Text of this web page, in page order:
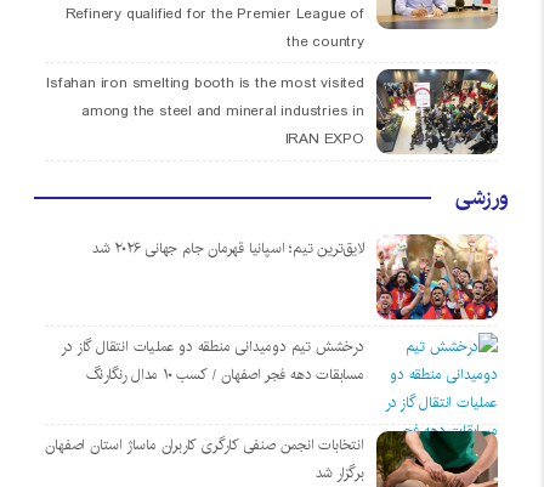
Refinery qualified for the Premier League of
the country
Isfahan iron smelting booth is the most visited
among the steel and mineral industries in
IRAN EXPO
ورزشی
لایق‌ترین تیم؛ اسپانیا قهرمان جام جهانی ۲۰۲۶ شد
درخشش تیم دومیدانی منطقه دو عملیات انتقال گاز در
مسابقات دهه فجر اصفهان / کسب ۱۰ مدال رنگارنگ
انتخابات انجمن صنفی کارگری کاربران ماساژ استان اصفهان
برگزار شد